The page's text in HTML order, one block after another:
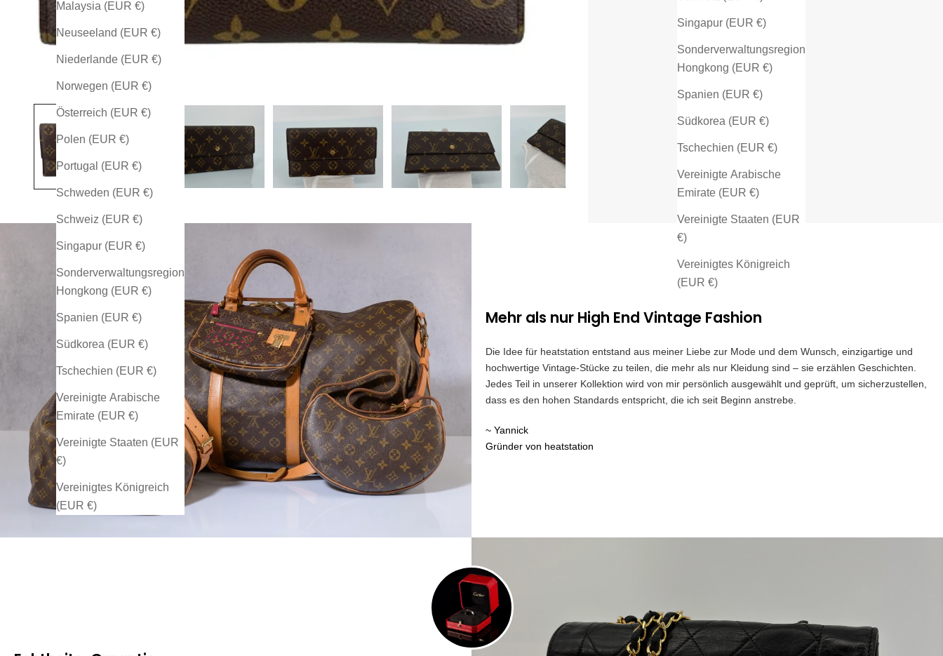
Singapur (EUR €)
Sonderverwaltungsregion
Hongkong (EUR €)
Spanien (EUR €)
Südkorea (EUR €)
Tschechien (EUR €)
Vereinigte Arabische
Emirate (EUR €)
Vereinigte Staaten (EUR
€)
Vereinigtes Königreich
(EUR €)
Malaysia (EUR €)
Neuseeland (EUR €)
Niederlande (EUR €)
Norwegen (EUR €)
Österreich (EUR €)
Polen (EUR €)
Portugal (EUR €)
Schweden (EUR €)
Schweiz (EUR €)
Singapur (EUR €)
Sonderverwaltungsregion
Hongkong (EUR €)
Spanien (EUR €)
Südkorea (EUR €)
Tschechien (EUR €)
Vereinigte Arabische
Emirate (EUR €)
Vereinigte Staaten (EUR
€)
Vereinigtes Königreich
(EUR €)
Mehr als nur High End Vintage Fashion
Die Idee für heatstation entstand aus meiner Liebe zur Mode und dem Wunsch, einzigartige und
hochwertige Vintage-Stücke zu teilen, die mehr als nur Kleidung sind – sie erzählen Geschichten.
Jedes Teil in unserer Kollektion wird von mir persönlich ausgewählt und geprüft, um sicherzustellen,
dass es den hohen Standards entspricht, die ich seit Beginn anstrebe.
~ Yannick
Gründer von heatstation